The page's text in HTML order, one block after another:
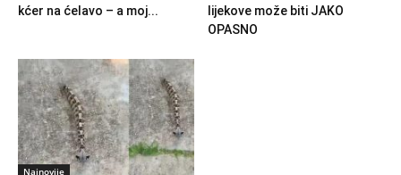
kćer na ćelavo – a moj...
lijekove može biti JAKO
OPASNO
Najnovije